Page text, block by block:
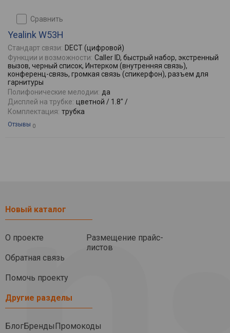
сравнить
Yealink W53H
Стандарт связи: DECT (цифровой)
Функции и возможности: Caller ID, быстрый набор, экстренный
вызов, черный список, Интерком (внутренняя связь),
конференц-связь, громкая связь (спикерфон), разъем для
гарнитуры
Полифонические мелодии: да
Дисплей на трубке: цветной / 1.8" /
Комплектация: трубка
Отзывы 0
Новый каталог
О проекте
Обратная связь
Помочь проекту
Размещение прайс-
листов
Другие разделы
БлогБрендыПромокоды